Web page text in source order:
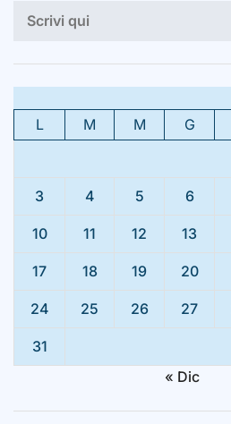
L
M M G
3 4 5 6
10 11 12 13
17 18 19 20
24 25 26 27
31
« Dic